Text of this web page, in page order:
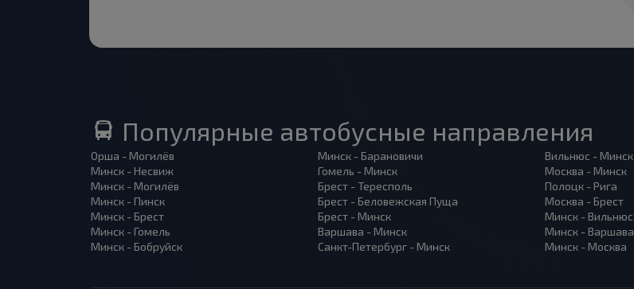
Популярные автобусные направления
Орша - Могилёв
Минск - Несвиж
Минск - Могилёв
Минск - Пинск
Минск - Брест
Минск - Гомель
Минск - Бобруйск
Минск - Барановичи
Гомель - Минск
Брест - Тересполь
Брест - Беловежская Пуща
Брест - Минск
Варшава - Минск
Санкт-Петербург - Минск
Вильнюс - Минск
Москва - Минск
Полоцк - Рига
Москва - Брест
Минск - Вильнюс
Минск - Варшава
Минск - Москва